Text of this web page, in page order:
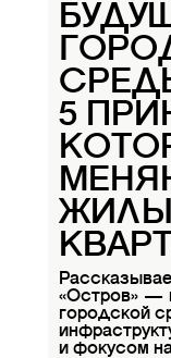
5
«Остров» —
городской
и фокусом